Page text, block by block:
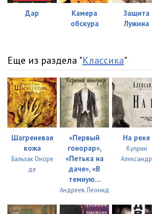
Машенька 24
Машенька 27
Машенька 28
Машенька 29
Машенька 31
Машенька 32
Машенька 34
Дар
Камера
обскура
Защита
Лужина
Еще из раздела "Классика"
Шагреневая
кожа
Бальзак Оноре
де
«Первый
гонорар»,
«Петька на
даче», «В
темную...
Андреев Леонид
На реке
Куприн
Александр